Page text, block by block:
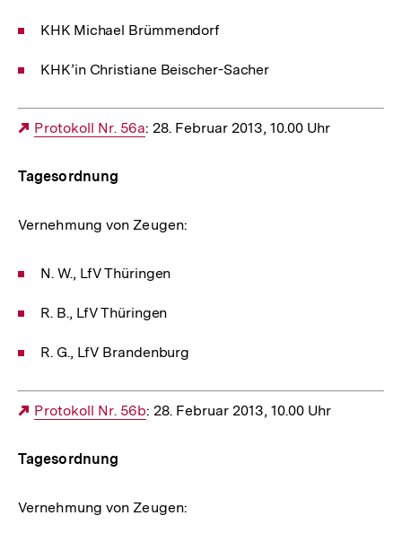
KHK Michael Brümmendorf
KHK’in Christiane Beischer-Sacher
Externer
Protokoll Nr. 56a: 28. Februar 2013, 10.00 Uhr
Tagesordnung
Vernehmung von Zeugen:
N. W., LfV Thüringen
R. B., LfV Thüringen
R. G., LfV Brandenburg
Externer
Protokoll Nr. 56b: 28. Februar 2013, 10.00 Uhr
Tagesordnung
Vernehmung von Zeugen: